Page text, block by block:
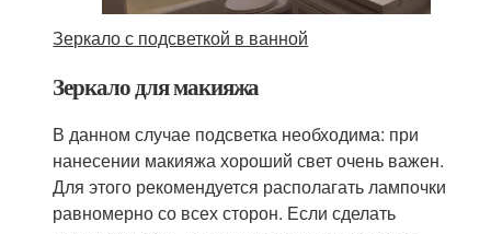
Зеркало с подсветкой в ванной
Зеркало для макияжа
В данном случае подсветка необходима: при
нанесении макияжа хороший свет очень важен.
Для этого рекомендуется располагать лампочки
равномерно со всех сторон. Если сделать